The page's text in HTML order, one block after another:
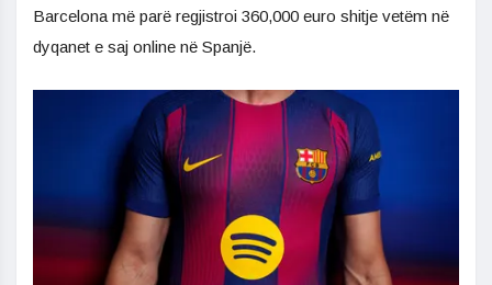
Barcelona më parë regjistroi 360,000 euro shitje vetëm në
dyqanet e saj online në Spanjë.